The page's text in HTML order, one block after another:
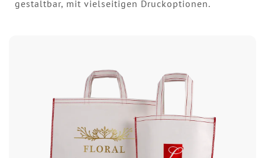
gestaltbar, mit vielseitigen Druckoptionen.